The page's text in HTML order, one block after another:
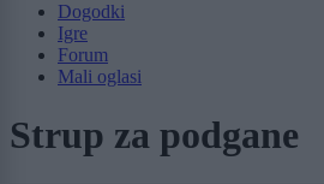
Dogodki
Igre
Forum
Mali oglasi
Strup za podgane